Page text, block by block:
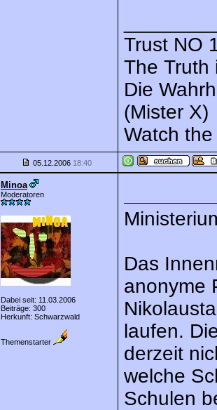
Trust NO
The Truth
Die
(Mister X)
Watch
05.12.2006 18:40
Minoa
Moderatoren
Dabei seit: 11.03.2006
Beiträge: 300
Herkunft: Schwarzwald
Themenstarter
Das
anonyme
laufen.
derzeit
welche
Schulen